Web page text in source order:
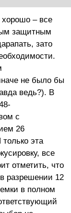
хорошо – все
защитным
зато
не было бы
ведь?). В
с
26
эта
все
отметить, что
разрешении 12
в полном